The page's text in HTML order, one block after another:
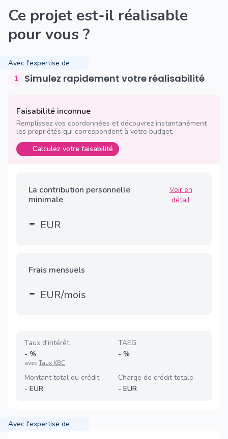
Ce projet est-il réalisable
pour vous ?
Avec l'expertise de
1 Simulez rapidement votre réalisabilité
Faisabilité inconnue
Remplissez vos coordonnées et découvrez instantanément
les propriétés qui correspondent à votre budget.
Calculez votre faisabilité
La contribution personnelle
minimale
Voir en
détail
- EUR
Frais mensuels
- EUR/mois
Taux d'intérêt
- %
avecTaux KBC
TAEG
- %
Montant total du crédit
- EUR
Charge de crédit totale
- EUR
Avec l'expertise de